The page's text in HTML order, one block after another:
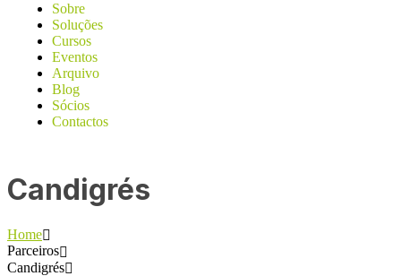
Sobre
Soluções
Cursos
Eventos
Arquivo
Blog
Sócios
Contactos
Candigrés
Home
Parceiros
Candigrés